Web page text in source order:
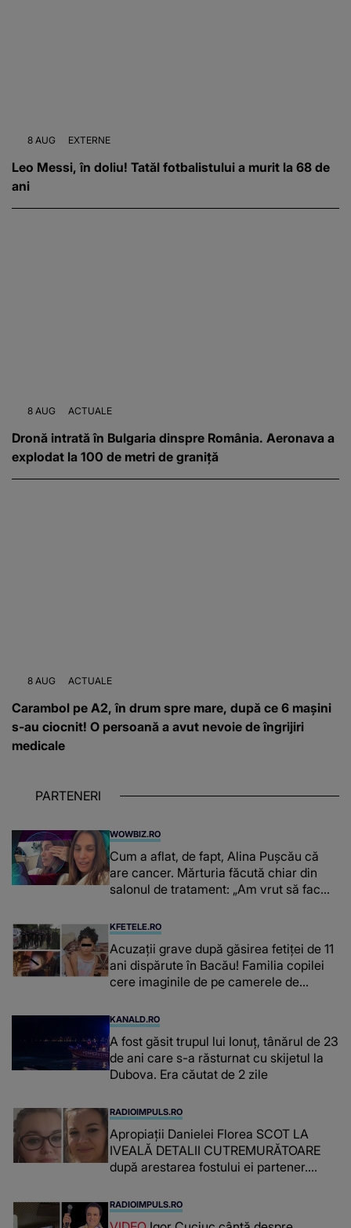
8 AUG EXTERNE
Leo Messi, în doliu! Tatăl fotbalistului a murit la 68 de
ani
8 AUG ACTUALE
Dronă intrată în Bulgaria dinspre România. Aeronava a
explodat la 100 de metri de graniță
8 AUG ACTUALE
Carambol pe A2, în drum spre mare, după ce 6 mașini
s-au ciocnit! O persoană a avut nevoie de îngrijiri
medicale
PARTENERI
WOWBIZ.RO
Cum a aflat, de fapt, Alina Pușcău că
are cancer. Mărturia făcută chiar din
salonul de tratament: „Am vrut să fac
înțepe sânul”
KFETELE.RO
Acuzații grave după găsirea fetiței de 11
ani dispărute în Bacău! Familia copilei
cere imaginile de pe camerele de
mea...”
KANALD.RO
A fost găsit trupul lui Ionuț, tânărul de 23
de ani care s-a răsturnat cu skijetul la
Dubova. Era căutat de 2 zile
RADIOIMPULS.RO
Apropiații Danielei Florea SCOT LA
IVEALĂ DETALII CUTREMURĂTOARE
după arestarea fostului ei partener.
românca ucisă în Italia și ascunsă în
lada unui pat: " Îmi pare rău că nu am
RADIOIMPULS.RO